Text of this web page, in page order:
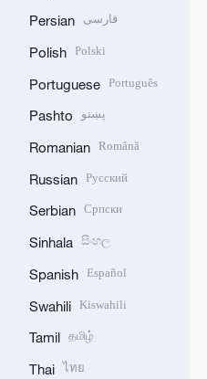
Persian فارسی
Polish Polski
Portuguese Português
Pashto پښتو
Romanian Română
Russian Русский
Serbian Српски
Sinhala සිංහල
Spanish Español
Swahili Kiswahili
Tamil தமிழ்
Thai ไทย